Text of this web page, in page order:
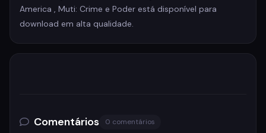
America , Muti: Crime e Poder está disponível para
download em alta qualidade.
Comentários 0 comentários